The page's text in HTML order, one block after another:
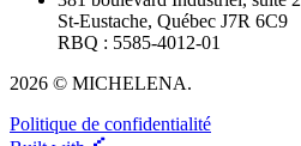
St-Eustache, Québec J7R 6C9
RBQ : 5585-4012-01
2026 © MICHELENA.
Politique de confidentialité